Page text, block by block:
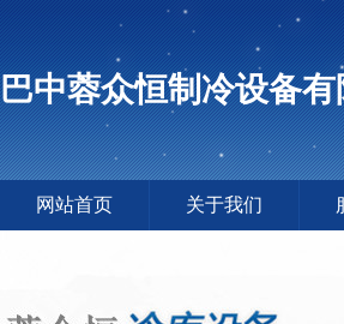
巴中蓉众恒制冷设备
网站首页 关于我们